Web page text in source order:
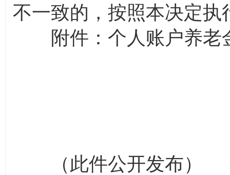
不一致的，按照本决定执
附件：个人账户养老
（此件公开发布）